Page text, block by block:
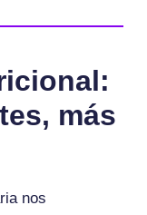
más
nos